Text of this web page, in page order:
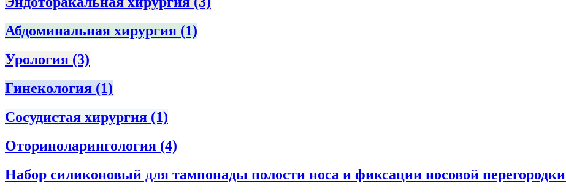
Абдоминальная хирургия (1)
Урология (3)
Гинекология (1)
Сосудистая хирургия (1)
Оториноларингология (4)
Набор силиконовый для тампонады полости носа и фиксации носовой перегородки